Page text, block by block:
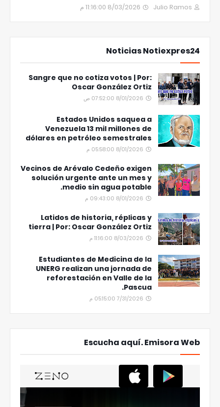
Julio Ramos 8/03/2026 11:16:00 م
Noticias Notiexpres24
Sangre que no cotiza votos | Por:
Oscar González Ortiz
8/01/2026 07:52:00 ص
Estados Unidos saquea a
Venezuela 13 mil millones de
dólares en petróleo semestrales
8/01/2026 05:58:00 م
Vecinos de Arévalo Cedeño exigen
solución urgente ante un mes y
medio sin agua potable.
8/01/2026 09:43:00 م
Latidos de historia, réplicas y
tierra | Por: Oscar González Ortiz
8/03/2026 11:16:00 م
Estudiantes de Medicina de la
UNERG realizan una jornada de
reforestación en Valle de la
Pascua.
7/31/2026 05:15:00 م
Escucha aquí. Emisora Web